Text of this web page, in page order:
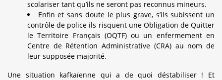
scolariser tant qu’ils ne seront pas reconnus mineurs.
Enfin et sans doute le plus grave, s’ils subissent un
contrôle de police ils risquent une Obligation de Quitter
le Territoire Français (OQTF) ou un enfermement en
Centre de Rétention Administrative (CRA) au nom de
leur supposée majorité.
Une situation kafkaïenne qui a de quoi déstabiliser ! Et